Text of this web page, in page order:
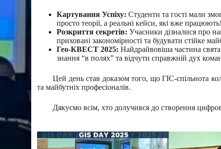
Картування Успіху: Студенти та гості мали
просто теорії, а реальні кейси, які вже працюють!
Розкриття секретів: Учасники дізналися про
приховані закономірності та будувати стійке
Гео-КВЕСТ 2025: Найдрайвовіша частина
знання “в полях” та відчути справжній дух
Цей день став доказом того, що ГІС-спільнота
та майбутніх професіоналів.
Дякуємо всім, хто долучився до створення